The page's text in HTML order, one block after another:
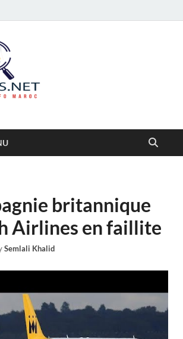
britannique
Airlines en faillite
Semlali Khalid